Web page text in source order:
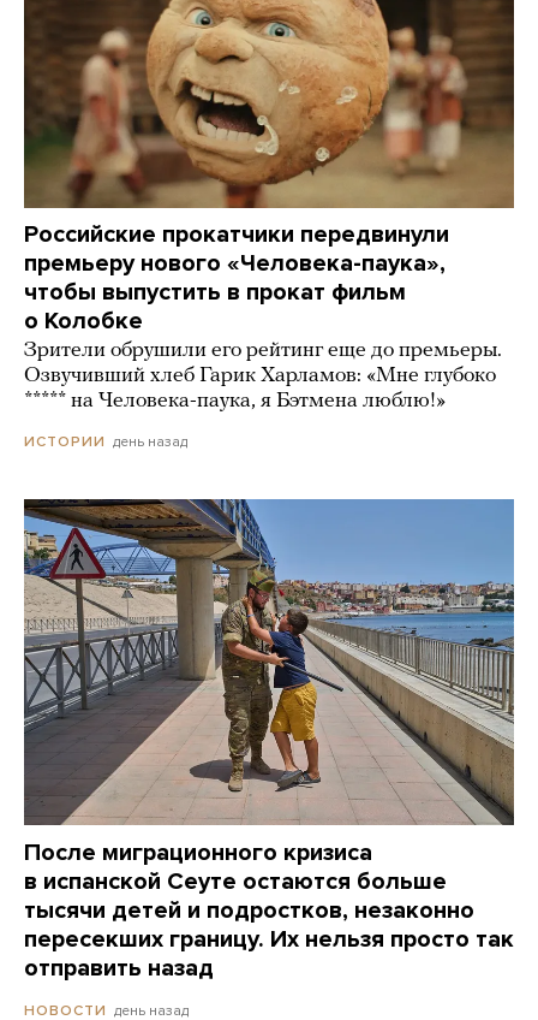
Российские прокатчики передвинули
премьеру нового «Человека-паука»,
чтобы выпустить в прокат фильм
о Колобке
Зрители обрушили его рейтинг еще до премьеры.
Озвучивший хлеб Гарик Харламов: «Мне глубоко
***** на Человека-паука, я Бэтмена люблю!»
ИСТОРИИ день назад
После миграционного кризиса
в испанской Сеуте остаются больше
тысячи детей и подростков, незаконно
пересекших границу. Их нельзя просто так
отправить назад
НОВОСТИ день назад